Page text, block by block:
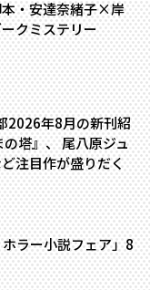
・安達奈緒子×岸
クミステリー
2026年8月の新刊紹
塔』、 尾八原ジュ
注目作が盛りだく
ラー小説フェア」8